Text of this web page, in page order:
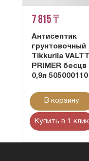
7 815 ₸
Антисептик
грунтовочный
Tikkurila VALTTI
PRIMER бесцв
0,9л 505000110
В корзину
Купить в 1 клик